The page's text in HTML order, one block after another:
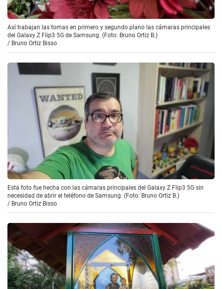
Así trabajan las tomas en primero y segundo plano las cámaras principales
del Galaxy Z Flip3 5G de Samsung. (Foto: Bruno Ortiz B.)
/ Bruno Ortiz Bisso
Esta foto fue hecha con las cámaras principales del Galaxy Z Flip3 5G sin
necesidad de abrir el teléfono de Samsung. (Foto: Bruno Ortiz B.)
/ Bruno Ortiz Bisso